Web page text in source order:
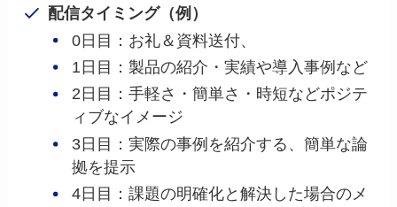
配信タイミング（例）
0日目：お礼＆資料送付、
1日目：製品の紹介・実績や導入事例など
2日目：手軽さ・簡単さ・時短などポジテ
ィブなイメージ
3日目：実際の事例を紹介する、簡単な論
拠を提示
4日目：課題の明確化と解決した場合のメ